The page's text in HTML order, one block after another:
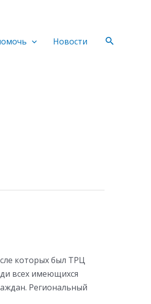
Новости Поиск
которых был ТРЦ
всех имеющихся
Региональный